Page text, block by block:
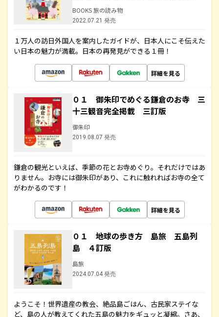
BOOKS 旅の読み物
2022.07.21 発売
１万人の訪日外国人を案内したガイドが、日本人にこそ伝えた
い日本の魅力が満載。日本の再発見ができる１冊！
詳細を見る
０１ 御朱印でめぐる鎌倉のお寺 三
十三観音完全掲載 三訂版
御朱印
2019.08.07 発売
鎌倉の観光といえば、季節の花とお寺めぐり。それだけではあ
りません。お寺には御朱印があり、これに触れればお寺の全て
がわかるのです！
詳細を見る
０１ 地球の歩き方 島旅 五島列
島 ４訂版
島旅
2024.07.04 発売
ようこそ！世界遺産の教会、絶品島ごはん、古民家ステイな
ど、島の人が教えてくれた五島の魅力をギュッと凝縮。さあ、